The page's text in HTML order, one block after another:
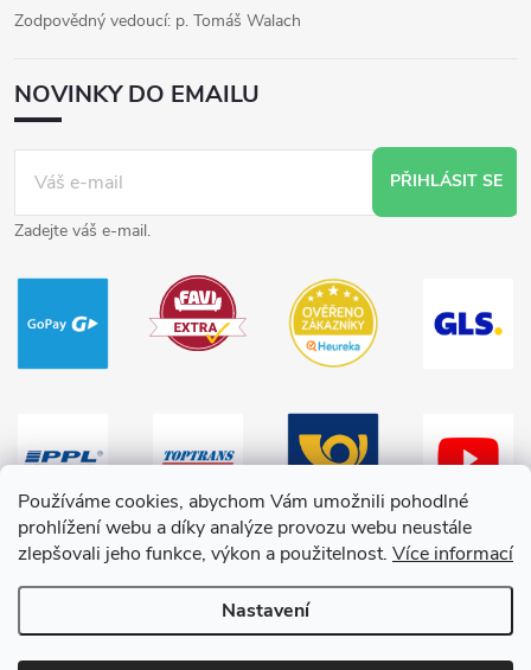
Používáme cookies, abychom Vám umožnili pohodlné
prohlížení webu a díky analýze provozu webu neustále
zlepšovali jeho funkce, výkon a použitelnost. Více informací
Nastavení
Zodpovědný vedoucí: p. Tomáš Walach
NOVINKY DO EMAILU
PŘIHLÁSIT SE
Zadejte váš e-mail.